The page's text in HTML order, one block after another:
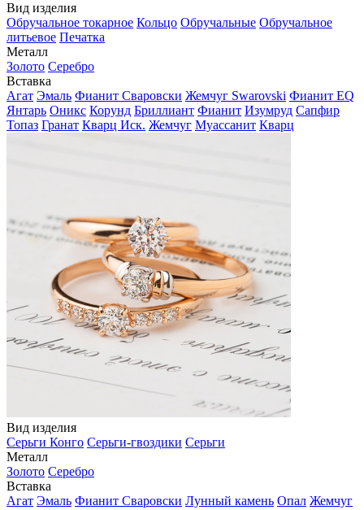
Вид изделия
Обручальное токарное Кольцо Обручальные Обручальное
литьевое Печатка
Металл
Золото Серебро
Вставка
Агат Эмаль Фианит Сваровски Жемчуг Swarovski Фианит EQ
Янтарь Оникс Корунд Бриллиант Фианит Изумруд Сапфир
Топаз Гранат Кварц Иск. Жемчуг Муассанит Кварц
Вид изделия
Серьги Конго Серьги-гвоздики Серьги
Металл
Золото Серебро
Вставка
Агат Эмаль Фианит Сваровски Лунный камень Опал Жемчуг